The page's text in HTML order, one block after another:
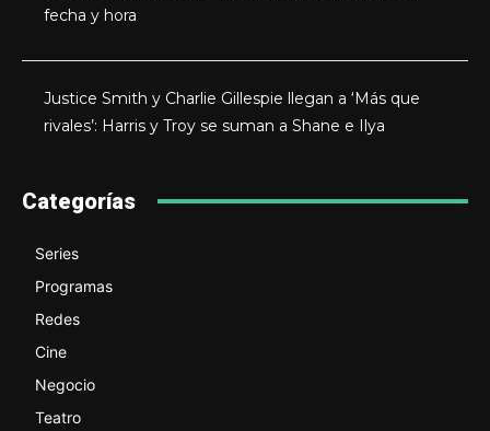
fecha y hora
Justice Smith y Charlie Gillespie llegan a ‘Más que
rivales’: Harris y Troy se suman a Shane e Ilya
Categorías
Series
Programas
Redes
Cine
Negocio
Teatro